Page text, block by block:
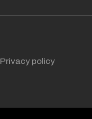
Privacy policy